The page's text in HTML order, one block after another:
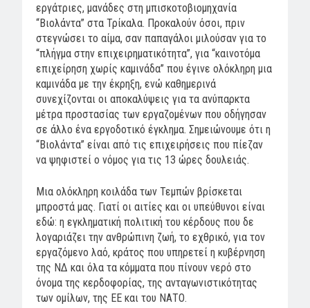
εργάτριες, μανάδες στη μπισκοτοβιομηχανία
“Βιολάντα” στα Τρίκαλα. Προκαλούν όσοι, πριν
στεγνώσει το αίμα, σαν παπαγάλοι μιλούσαν για το
“πλήγμα στην επιχειρηματικότητα”, για “καινοτόμα
επιχείρηση χωρίς καμινάδα” που έγινε ολόκληρη μια
καμινάδα με την έκρηξη, ενώ καθημερινά
συνεχίζονται οι αποκαλύψεις για τα ανύπαρκτα
μέτρα προστασίας των εργαζομένων που οδήγησαν
σε άλλο ένα εργοδοτικό έγκλημα. Σημειώνουμε ότι η
“Βιολάντα” είναι από τις επιχειρήσεις που πίεζαν
να ψηφιστεί ο νόμος για τις 13 ώρες δουλειάς.
Μια ολόκληρη κοιλάδα των Τεμπών βρίσκεται
μπροστά μας. Γιατί οι αιτίες και οι υπεύθυνοι είναι
εδώ: η εγκληματική πολιτική του κέρδους που δε
λογαριάζει την ανθρώπινη ζωή, το εχθρικό, για τον
εργαζόμενο λαό, κράτος που υπηρετεί η κυβέρνηση
της ΝΔ και όλα τα κόμματα που πίνουν νερό στο
όνομα της κερδοφορίας, της ανταγωνιστικότητας
των ομίλων, της ΕΕ και του ΝΑΤΟ.